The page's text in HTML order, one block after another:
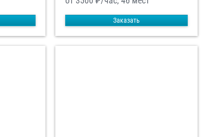
Заказать